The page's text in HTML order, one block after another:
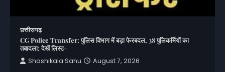
छत्तीसगढ़
CG Police Transfer: पुलिस विभाग में बड़ा फेरबदल, 38 पुलिकर्मियों का
तबादला; देखें लिस्ट-
Shashikala Sahu
August 7, 2026